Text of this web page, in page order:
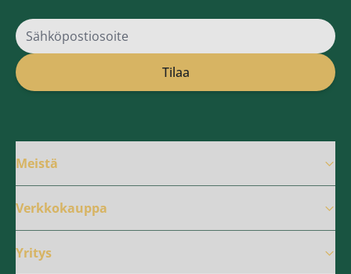
Sähköpostiosoite
Tilaa
Meistä
Verkkokauppa
Yritys